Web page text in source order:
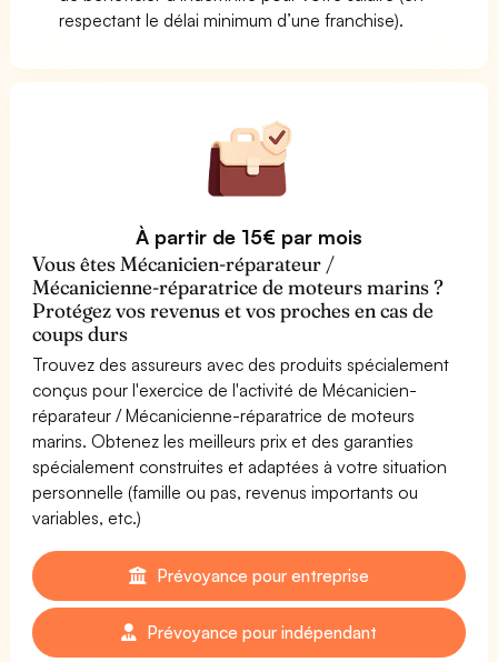
respectant le délai minimum d’une franchise).
À partir de 15€ par mois
Vous êtes Mécanicien-réparateur /
Mécanicienne-réparatrice de moteurs marins ?
Protégez vos revenus et vos proches en cas de
coups durs
Trouvez des assureurs avec des produits spécialement
conçus pour l'exercice de l'activité de Mécanicien-
réparateur / Mécanicienne-réparatrice de moteurs
marins. Obtenez les meilleurs prix et des garanties
spécialement construites et adaptées à votre situation
personnelle (famille ou pas, revenus importants ou
variables, etc.)
Prévoyance pour entreprise
Prévoyance pour indépendant